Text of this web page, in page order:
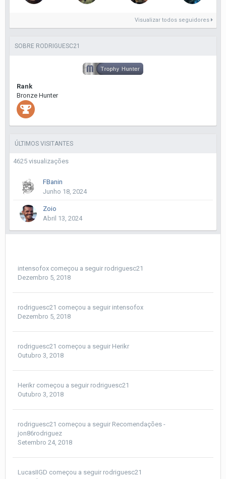
Visualizar todos seguidores
SOBRE RODRIGUESC21
Rank
Bronze Hunter
ÚLTIMOS VISITANTES
4625 visualizações
FBanin
Junho 18, 2024
Zoio
Abril 13, 2024
intensofox começou a seguir rodriguesc21
Dezembro 5, 2018
rodriguesc21 começou a seguir intensofox
Dezembro 5, 2018
rodriguesc21 começou a seguir Herikr
Outubro 3, 2018
Herikr começou a seguir rodriguesc21
Outubro 3, 2018
rodriguesc21 começou a seguir Recomendações -
jon86rodriguez
Setembro 24, 2018
LucasIIGD começou a seguir rodriguesc21